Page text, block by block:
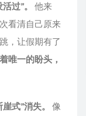
过”。
他来
看清自己原来
，让假期有了
唯一的盼头，
式”消失。
像